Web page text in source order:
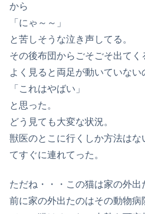
から
「にゃ～～」
と苦しそうな泣き声してる。
その後布団からごそごそ出てく
よく見ると両足が動いていない
「これはやばい」
と思った。
どう見ても大変な状況。
獣医のとこに行くしか方法は
てすぐに連れてった。
ただね・・・この猫は家の外出
前に家の外出たのはその動物病